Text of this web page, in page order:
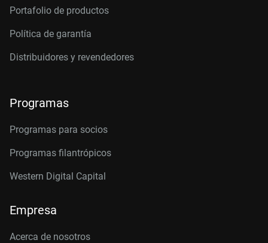
Portafolio de productos
Política de garantía
Distribuidores y revendedores
Programas
Programas para socios
Programas filantrópicos
Western Digital Capital
Empresa
Acerca de nosotros